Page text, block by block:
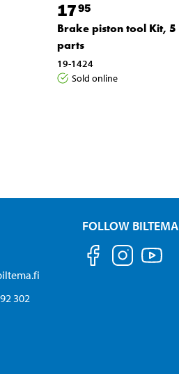
1795
Brake piston tool Kit, 5
parts
19-1424
Sold online
302
FOLLOW BILTEMA